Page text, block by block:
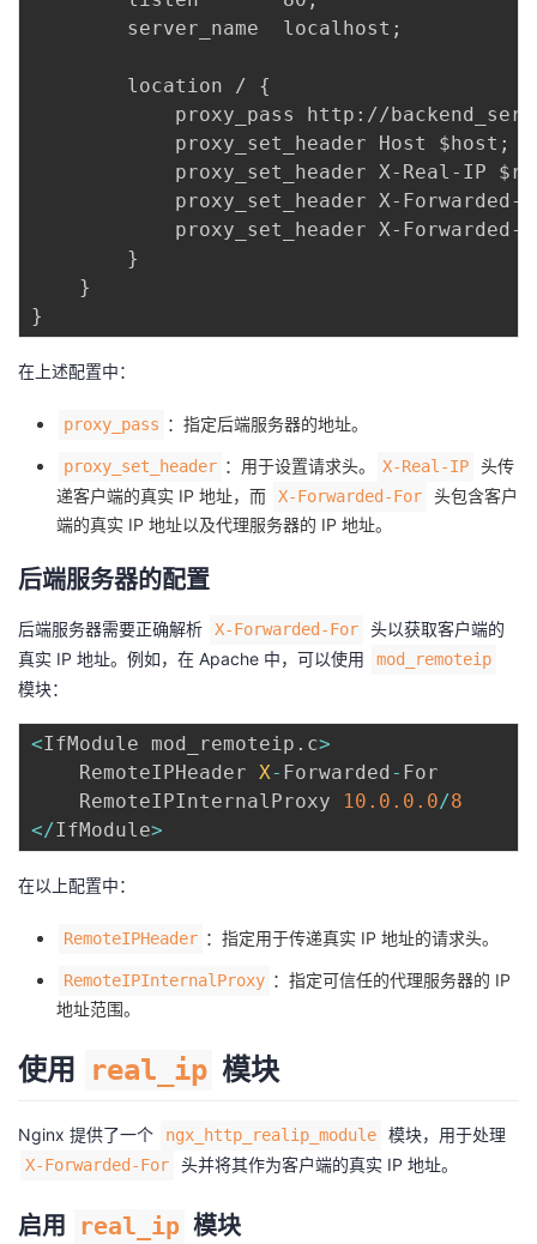
        server_name  localhost;
        location / {
proxy_pass http://
            proxy_set_header Host $host;
proxy_set_header X-Real-IP
proxy_set_header X-Forwarded-
proxy_set_header X-Forwarded-
        }
    }
在上述配置中：
proxy_pass ：指定后端服务器的地址。
proxy_set_header ：用于设置请求头。 X-Real-IP
头传
递客户端的真实 IP 地址，而
X-Forwarded-For
头包含客户
端的真实 IP 地址以及代理服务器的 IP 地址。
后端服务器的配置
后端服务器需要正确解析 X-Forwarded-For
头以获取客户端的
真实 IP 地址。例如，在 Apache 中，可以使用
mod_remoteip
模块：
<IfModule mod_remoteip . c>
    RemoteIPHeader
X- Forwarded - For
    RemoteIPInternalProxy
10.0 .0 .0/8
</IfModule>
在以上配置中：
RemoteIPHeader ：指定用于传递真实 IP 地址的请求头。
RemoteIPInternalProxy ：指定可信任的代理服务器的 IP
地址范围。
使用 real_ip 模块
Nginx 提供了一个 ngx_http_realip_module 模块，用于处理
X-Forwarded-For 头并将其作为客户端的真实 IP 地址。
启用 real_ip 模块